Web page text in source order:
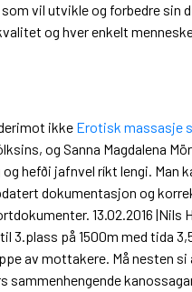
vil utvikle og forbedre
og hver enkelt
ikke Erotisk massasje
og Sanna Magdalena
hefði jafnvel ríkt lengi.
dokumentasjon og
13.02.2016 |Nils
på 1500m med tida
av mottakere. Må nesten